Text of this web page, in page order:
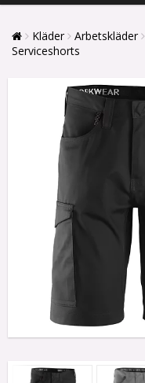
Kläder Arbetskläder
Serviceshorts